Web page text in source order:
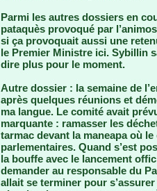
Parmi les autres dossiers en
pataquès provoqué par
si ça provoquait aussi une
le Premier Ministre ici. Sybillin
dire plus pour le moment.
Autre dossier : la semaine de
après quelques réunions et
ma langue. Le comité avait
marquante : ramasser les
tarmac devant la maneapa où
parlementaires. Quand s’est
la bouffe avec le lancement
demander au responsable du
allait se terminer pour